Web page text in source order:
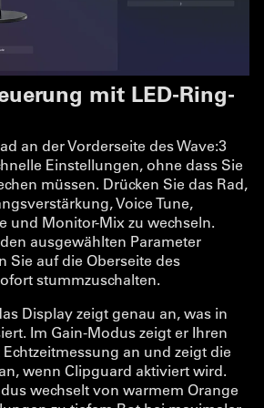
mit LED-Ring-
an der Vorderseite des Wave:3
Einstellungen, ohne dass Sie
müssen. Drücken Sie das Rad,
Voice Tune,
und Monitor-Mix zu wechseln.
ausgewählten Parameter
Sie auf die Oberseite des
stummzuschalten.
Display zeigt genau an, was in
Im Gain-Modus zeigt er Ihren
an und zeigt die
wenn Clipguard aktiviert wird.
wechselt von warmem Orange